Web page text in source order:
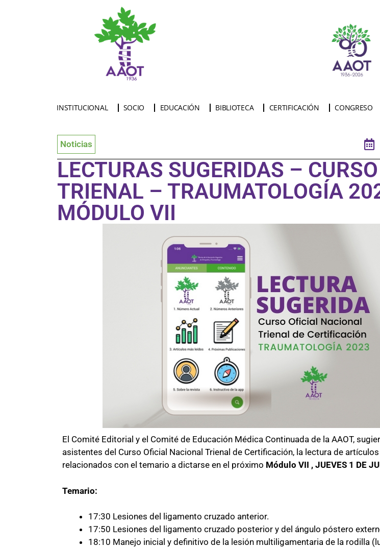
INSTITUCIONAL SOCIO EDUCACIÓN BIBLIOTECA CERTIFICACIÓN CONGRESO
Noticias
LECTURAS SUGERIDAS – CURSO
TRIENAL – TRAUMATOLOGÍA
MÓDULO VII
El Comité Editorial y el Comité de Educación Médica Continuada de la AAOT,
asistentes del Curso Oficial Nacional Trienal de Certificación, la lectura de
relacionados con el temario a dictarse en el próximo Módulo VII , JUEVES 1 DE
Temario:
17:30 Lesiones del ligamento cruzado anterior.
17:50 Lesiones del ligamento cruzado posterior y del ángulo póstero
18:10 Manejo inicial y definitivo de la lesión multiligamentaria de la rodilla